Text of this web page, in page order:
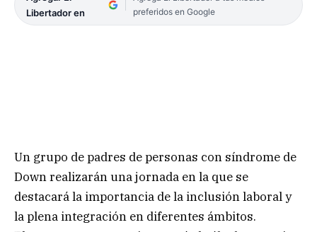
Libertador en
preferidos en Google
Un grupo de padres de personas con síndrome de
Down realizarán una jornada en la que se
destacará la importancia de la inclusión laboral y
la plena integración en diferentes ámbitos.